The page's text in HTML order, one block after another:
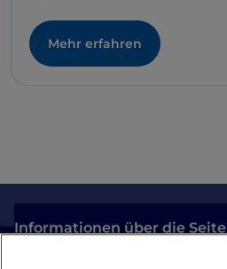
Mehr erfahren
Informationen über die Seite